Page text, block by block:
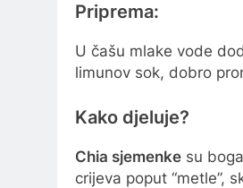
Priprema:
U čašu mlake vode
limunov sok, dobro
Kako djeluje?
Chia sjemenke su
crijeva poput “metle”,